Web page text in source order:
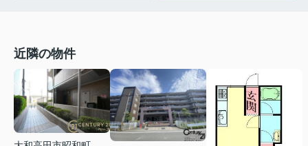
近隣の物件